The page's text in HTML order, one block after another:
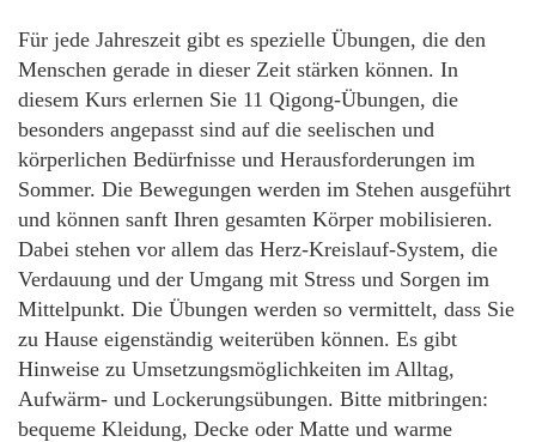
Für jede Jahreszeit gibt es spezielle Übungen, die den
Menschen gerade in dieser Zeit stärken können. In
diesem Kurs erlernen Sie 11 Qigong-Übungen, die
besonders angepasst sind auf die seelischen und
körperlichen Bedürfnisse und Herausforderungen im
Sommer. Die Bewegungen werden im Stehen ausgeführt
und können sanft Ihren gesamten Körper mobilisieren.
Dabei stehen vor allem das Herz-Kreislauf-System, die
Verdauung und der Umgang mit Stress und Sorgen im
Mittelpunkt. Die Übungen werden so vermittelt, dass Sie
zu Hause eigenständig weiterüben können. Es gibt
Hinweise zu Umsetzungsmöglichkeiten im Alltag,
Aufwärm- und Lockerungsübungen. Bitte mitbringen:
bequeme Kleidung, Decke oder Matte und warme